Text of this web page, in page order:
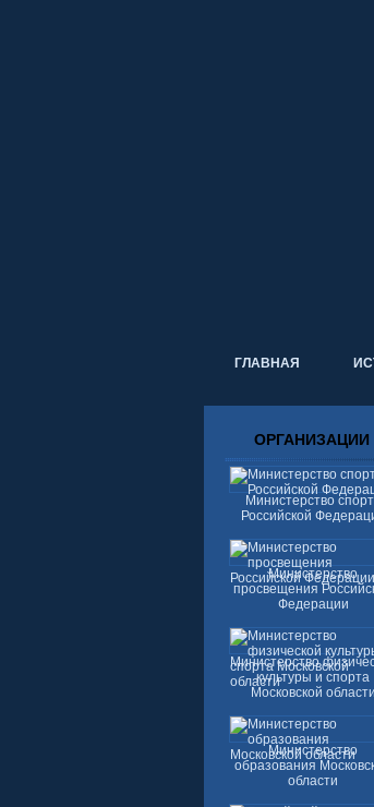
ГЛАВНАЯ
ОРГАНИЗАЦИИ
Министерство
Российской
Министерство
просвещения
Федерации
Министерство
культуры и спорта
Московской области
Министерство
образования
области